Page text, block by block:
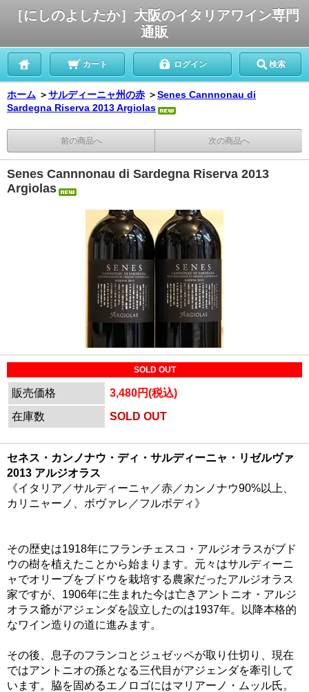
［にしのよしたか］大阪のイタリアワイン専門
通販
カート ログイン 検索
ホーム ＞サルディーニャ州の赤 ＞Senes Cannnonau di
Sardegna Riserva 2013 Argiolas
前の商品へ 次の商品へ
Senes Cannnonau di Sardegna Riserva 2013
Argiolas
SOLD OUT
販売価格
3,480円(税込)
在庫数
SOLD OUT
セネス・カンノナウ・ディ・サルディーニャ・リゼルヴァ
2013 アルジオラス
《イタリア／サルディーニャ／赤／カンノナウ90%以上、
カリニャーノ、ボヴァレ／フルボディ》
その歴史は1918年にフランチェスコ・アルジオラスがブド
ウの樹を植えたことから始まります。元々はサルディーニ
ャでオリーブをブドウを栽培する農家だったアルジオラス
家ですが、1906年に生まれた今は亡きアントニオ・アルジ
オラス爺がアジェンダを設立したのは1937年。以降本格的
なワイン造りの道に進みます。
その後、息子のフランコとジュゼッペが取り仕切り、現在
ではアントニオの孫となる三代目がアジェンダを牽引して
います。脇を固めるエノロゴにはマリアーノ・ムッル氏。